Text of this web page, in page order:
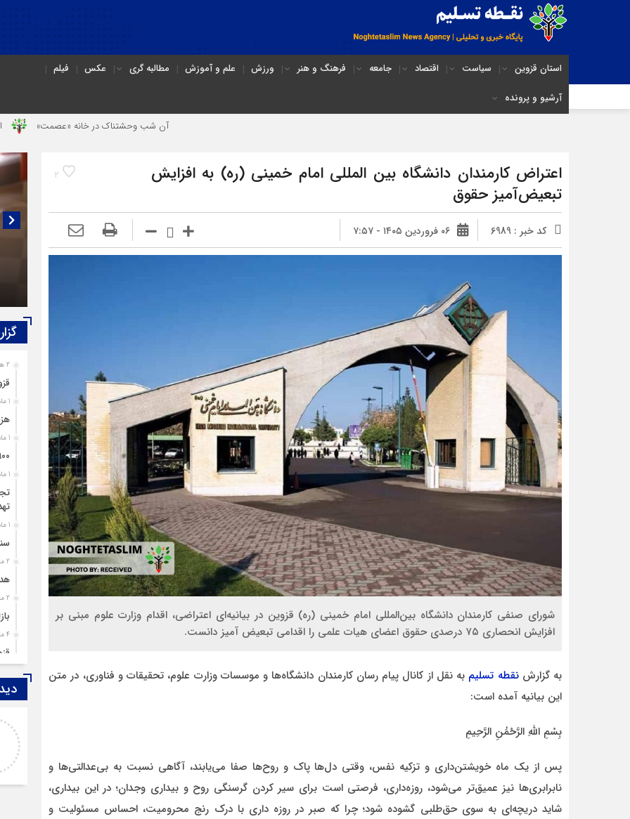
استان قزوین سیاست اقتصاد جامعه فرهنگ و هنر ورزش علم و آموزش مطالبه گری عکس
فیلم
آرشیو و پرونده
آن شب وحشتناک در خانه «عصمت» از دندانپزشک
2
اعتراض کارمندان دانشگاه بین المللی امام خمینی (ره) به افزایش
تبعیض‌آمیز حقوق
کد خبر : 6989 ۰۶ فروردین ۱۴۰۵ - ۷:۵۷
شورای صنفی کارمندان دانشگاه بین‌المللی امام خمینی (ره) قزوین در بیانیه‌ای اعتراضی، اقدام وزارت علوم مبنی بر
افزایش انحصاری ۷۵ درصدی حقوق اعضای هیات علمی را اقدامی تبعیض‌ آمیز دانست.
به گزارشنقطه تسلیم به نقل از کانال پیام رسان کارمندان دانشگاه‌ها و موسسات وزارت علوم، تحقیقات و فناوری، در متن
این بیانیه آمده است:
بِسْمِ اللَّهِ الرَّحْمَٰنِ الرَّحِيمِ
پس از یک ماه خویشتن‌داری و تزکیه نفس، وقتی دل‌ها پاک و روح‌ها صفا می‌یابند، آگاهی نسبت به بی‌عدالتی‌ها و
نابرابری‌ها نیز عمیق‌تر می‌شود، روزه‌داری، فرصتی است برای سیر کردن گرسنگی روح و بیداری وجدان؛ در این بیداری،
شاید دریچه‌ای به سوی حق‌طلبی گشوده شود؛ چرا که صبر در روزه داری با درک رنج محرومیت، احساس مسئولیت و
2 هفته قبل
1 ماه قبل
1 ماه قبل
۹۰۰ پرونده برای
1 ماه قبل
1 ماه قبل
2 ماه قبل
2 ماه قبل
4 ماه قبل
قزوین ۱۴۰۴،
احمد
وقتی هر فردی با هر تحصیلات